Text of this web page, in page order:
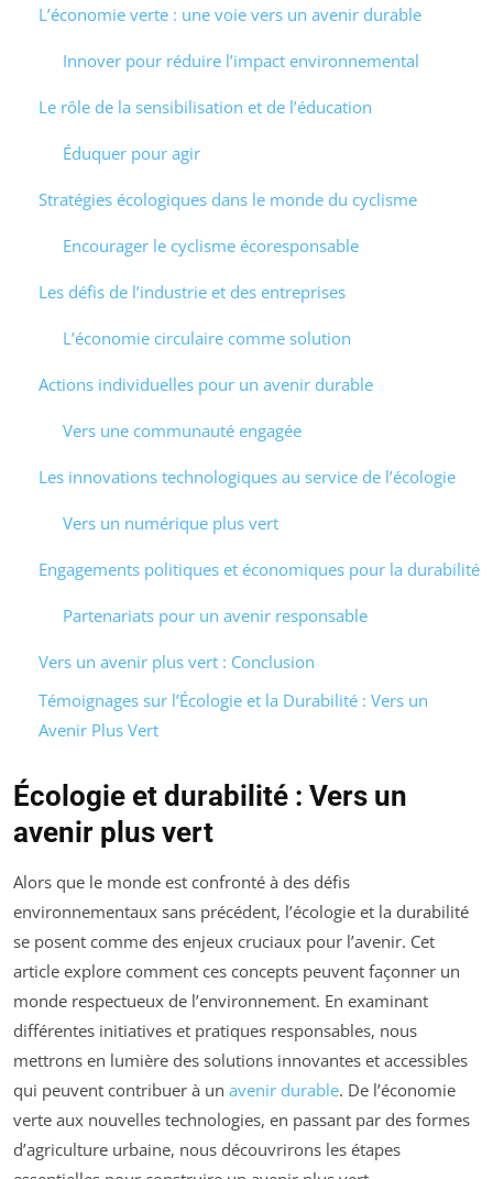
L’économie verte : une voie vers un avenir durable
Innover pour réduire l’impact environnemental
Le rôle de la sensibilisation et de l’éducation
Éduquer pour agir
Stratégies écologiques dans le monde du cyclisme
Encourager le cyclisme écoresponsable
Les défis de l’industrie et des entreprises
L’économie circulaire comme solution
Actions individuelles pour un avenir durable
Vers une communauté engagée
Les innovations technologiques au service de l’écologie
Vers un numérique plus vert
Engagements politiques et économiques pour la durabilité
Partenariats pour un avenir responsable
Vers un avenir plus vert : Conclusion
Témoignages sur l’Écologie et la Durabilité : Vers un
Avenir Plus Vert
Écologie et durabilité : Vers un
avenir plus vert
Alors que le monde est confronté à des défis
environnementaux sans précédent, l’écologie et la durabilité
se posent comme des enjeux cruciaux pour l’avenir. Cet
article explore comment ces concepts peuvent façonner un
monde respectueux de l’environnement. En examinant
différentes initiatives et pratiques responsables, nous
mettrons en lumière des solutions innovantes et accessibles
qui peuvent contribuer à un avenir durable. De l’économie
verte aux nouvelles technologies, en passant par des formes
d’agriculture urbaine, nous découvrirons les étapes